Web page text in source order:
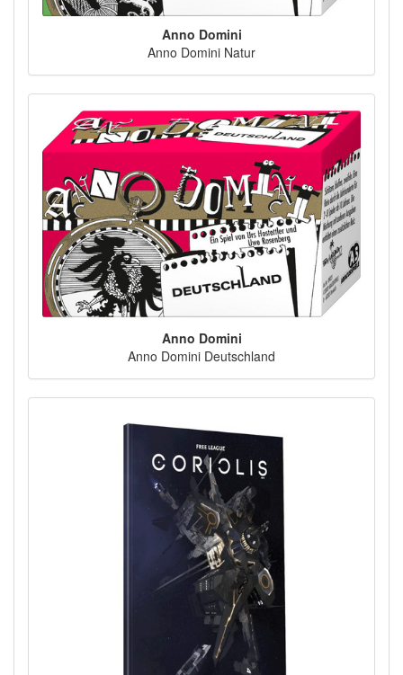
Anno Domini
Anno Domini Natur
Anno Domini
Anno Domini Deutschland